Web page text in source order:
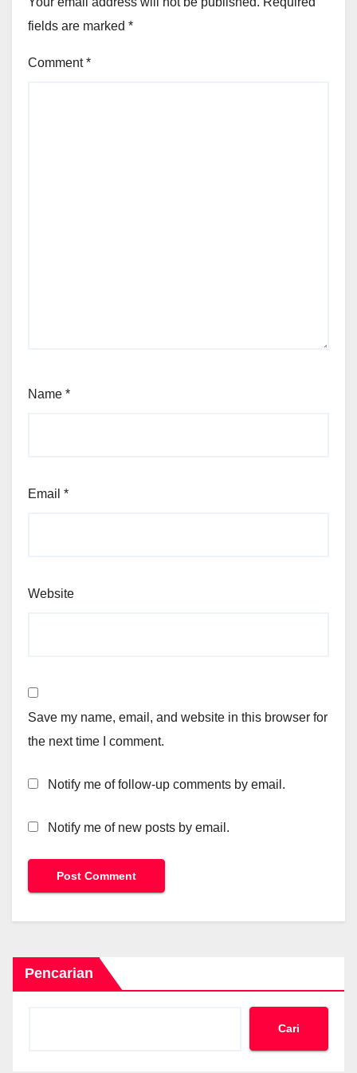
fields are marked *
Comment*
Name *
Email *
Website
Save my name, email, and website in this browser for
the next time I comment.
Notify me of follow-up comments by email.
Notify me of new posts by email.
Pencarian
Cari